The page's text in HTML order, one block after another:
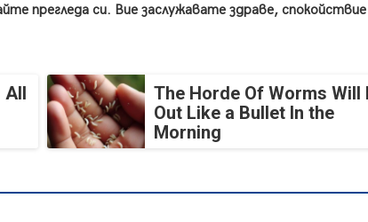
прегледа си. Вие заслужавате здраве,
All
The Horde Of Worms Will
Out Like a Bullet In the
Morning